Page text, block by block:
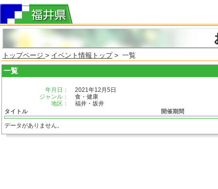
トップページ > イベント情報トップ> 一覧
一覧
年月日：
2021年12月5日
ジャンル：
食・健康
地区：
福井・坂井
タイトル
開催期間
データがありません。